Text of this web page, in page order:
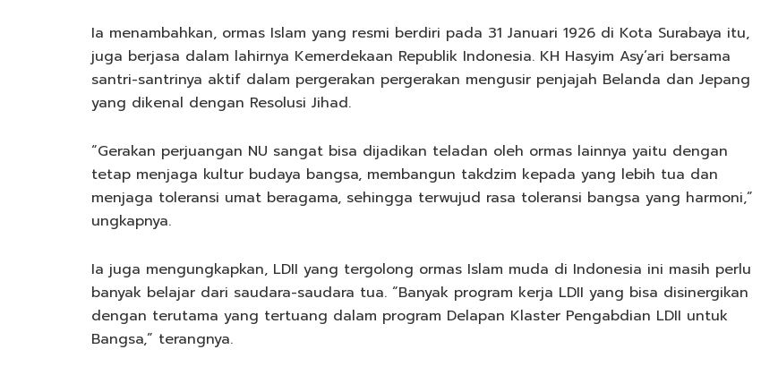
Ia menambahkan, ormas Islam yang resmi berdiri pada 31 Januari 1926 di Kota Surabaya itu,
juga berjasa dalam lahirnya Kemerdekaan Republik Indonesia. KH Hasyim Asy’ari bersama
santri-santrinya aktif dalam pergerakan pergerakan mengusir penjajah Belanda dan Jepang
yang dikenal dengan Resolusi Jihad.
“Gerakan perjuangan NU sangat bisa dijadikan teladan oleh ormas lainnya yaitu dengan
tetap menjaga kultur budaya bangsa, membangun takdzim kepada yang lebih tua dan
menjaga toleransi umat beragama, sehingga terwujud rasa toleransi bangsa yang harmoni,”
ungkapnya.
Ia juga mengungkapkan, LDII yang tergolong ormas Islam muda di Indonesia ini masih perlu
banyak belajar dari saudara-saudara tua. “Banyak program kerja LDII yang bisa disinergikan
dengan terutama yang tertuang dalam program Delapan Klaster Pengabdian LDII untuk
Bangsa,” terangnya.